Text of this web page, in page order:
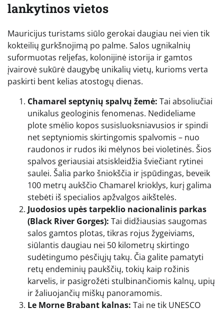
lankytinos vietos
Mauricijus turistams siūlo gerokai daugiau nei vien tik
kokteilių gurkšnojimą po palme. Salos ugnikalnių
suformuotas reljefas, kolonijinė istorija ir gamtos
įvairovė sukūrė daugybę unikalių vietų, kurioms verta
paskirti bent kelias atostogų dienas.
Chamarel septynių spalvų žemė: Tai absoliučiai
unikalus geologinis fenomenas. Nedideliame
plote smėlio kopos susisluoksniavusios ir spindi
net septyniomis skirtingomis spalvomis – nuo
raudonos ir rudos iki mėlynos bei violetinės. Šios
spalvos geriausiai atsiskleidžia šviečiant rytinei
saulei. Šalia parko šniokščia ir įspūdingas, beveik
100 metrų aukščio Chamarel krioklys, kurį galima
stebėti iš specialios apžvalgos aikštelės.
Juodosios upės tarpeklio nacionalinis parkas
(Black River Gorges): Tai didžiausias saugomas
salos gamtos plotas, tikras rojus žygeiviams,
siūlantis daugiau nei 50 kilometrų skirtingo
sudėtingumo pėsčiųjų takų. Čia galite pamatyti
retų endeminių paukščių, tokių kaip rožinis
karvelis, ir pasigrožėti stulbinančiomis kalnų, upių
ir žaliuojančių miškų panoramomis.
Le Morne Brabant kalnas: Tai ne tik UNESCO